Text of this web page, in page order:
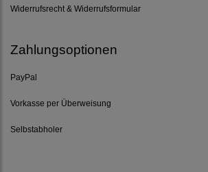
Widerrufsrecht & Widerrufsformular
Zahlungsoptionen
PayPal
Vorkasse per Überweisung
Selbstabholer